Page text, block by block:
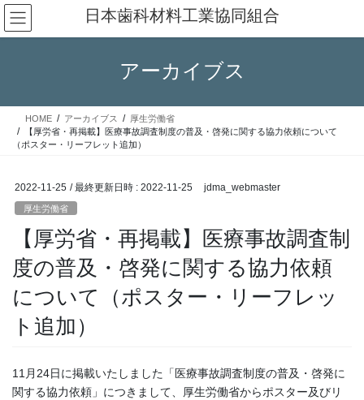
コ
ン
テ
ス
ナ
ビ
ゲ
ン
日本歯科材料工業協同組合
アーカイブス
HOME アーカイブス
厚生労働省
【厚労省・再掲載】医療事故調査制度の普及・啓発に関する協力依頼について
（ポスター・リーフレット追加）
2022-11-25 / 最終更新日時 : 2022-11-25 jdma_webmaster
厚生労働省
【厚労省・再掲載】医療事故調査制
度の普及・啓発に関する協力依頼
について（ポスター・リーフレッ
ト追加）
11月24日に掲載いたしました「医療事故調査制度の普及・啓発に
関する協力依頼」につきまして、厚生労働省からポスター及びリ